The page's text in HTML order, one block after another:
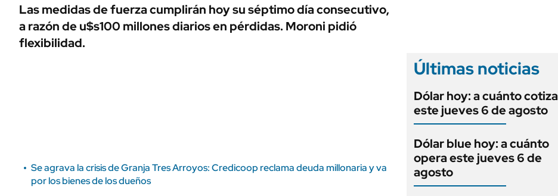
ÁMBITO DEBATE
MEDIAKIT AMBITO DEBATE
Municipios
LIFESTYLE
AUTOS
Las medidas de fuerza cumplirán hoy su séptimo día consecutivo,
a razón de u$s100 millones diarios en pérdidas. Moroni pidió
flexibilidad.
Se agrava la crisis de Granja Tres Arroyos: Credicoop reclama deuda millonaria y va
por los bienes de los dueños
Últimas noticias
Dólar hoy: a cuánto cotiza
este jueves 6 de agosto
Dólar blue hoy: a cuánto
opera este jueves 6 de
agosto